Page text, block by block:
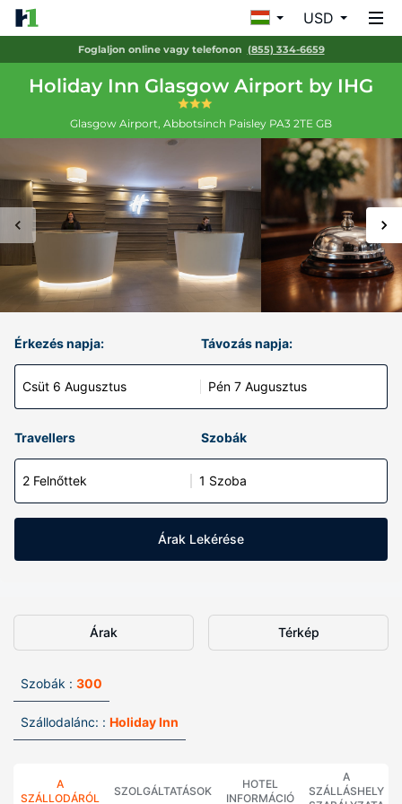
USD
Foglaljon online vagy telefonon (855) 334-6659
Holiday Inn Glasgow Airport by IHG
Glasgow Airport, Abbotsinch Paisley PA3 2TE GB
Érkezés napja:
Csüt 6 Augusztus
Távozás napja:
Pén 7 Augusztus
Travellers Szobák
2 Felnőttek 1 Szoba
Árak Lekérése
Árak Térkép
Szobák : 300
Szállodalánc: : Holiday Inn
A
SZÁLLODÁRÓL
SZOLGÁLTATÁSOK
HOTEL
INFORMÁCIÓ
A
SZÁLLÁSHELY